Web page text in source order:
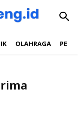
OLAHRAGA